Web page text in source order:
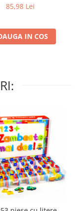
crosetat, crosete,
depozitare, Pentru
adulti, copii, Roz
85,98 Lei
IN COS